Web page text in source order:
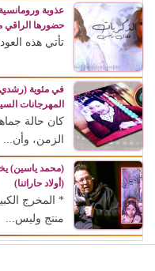
عذوبة
حضورها الراقي
تأتي هذه
في مئوية (رشدي
المهرجانات
كان حالة
الزمن، وأن...
(محمد ياسين)
(أولاد حاراتنا)
* المخرج
منتج وليس...